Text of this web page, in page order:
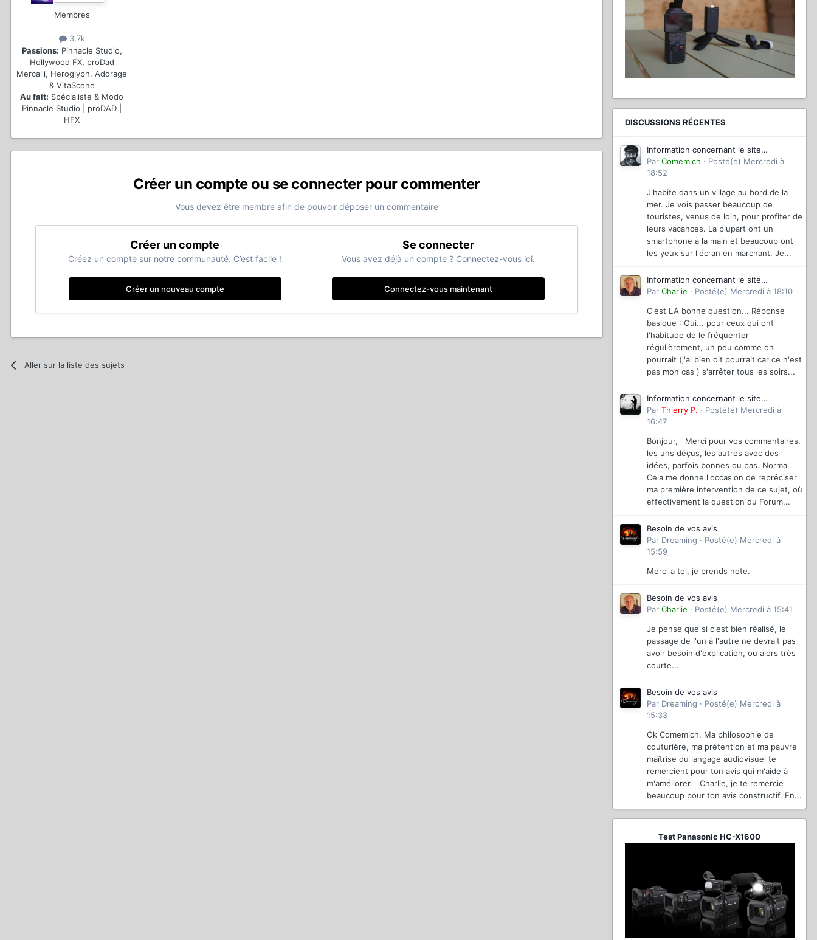
Membres
3,7k
Passions: Pinnacle Studio,
Hollywood FX, proDad
Mercalli, Heroglyph, Adorage
& VitaScene
Au fait: Spécialiste & Modo
Pinnacle Studio | proDAD |
HFX
Créer un compte ou se connecter pour commenter
Vous devez être membre afin de pouvoir déposer un commentaire
Créer un compte
Créez un compte sur notre communauté. C’est facile !
Créer un nouveau compte
Se connecter
Vous avez déjà un compte ? Connectez-vous ici.
Connectez-vous maintenant
Aller sur la liste des sujets
DISCUSSIONS RÉCENTES
Information concernant le site
magazinevideo
Par Comemich · Posté(e) Mercredi à
18:52
J'habite dans un village au bord de la
mer. Je vois passer beaucoup de
touristes, venus de loin, pour profiter de
leurs vacances. La plupart ont un
smartphone à la main et beaucoup ont
les yeux sur l'écran en marchant. Je...
Information concernant le site
magazinevideo
Par Charlie · Posté(e) Mercredi à 18:10
C'est LA bonne question... Réponse
basique : Oui... pour ceux qui ont
l'habitude de le fréquenter
régulièrement, un peu comme on
pourrait (j'ai bien dit pourrait car ce n'est
pas mon cas ) s'arrêter tous les soirs...
Information concernant le site
magazinevideo
Par Thierry P. · Posté(e) Mercredi à
16:47
Bonjour, Merci pour vos commentaires,
les uns déçus, les autres avec des
idées, parfois bonnes ou pas. Normal.
Cela me donne l'occasion de repréciser
ma première intervention de ce sujet, où
effectivement la question du Forum...
Besoin de vos avis
Par Dreaming · Posté(e) Mercredi à
15:59
Merci a toi, je prends note.
Besoin de vos avis
Par Charlie · Posté(e) Mercredi à 15:41
Je pense que si c'est bien réalisé, le
passage de l'un à l'autre ne devrait pas
avoir besoin d'explication, ou alors très
courte...
Besoin de vos avis
Par Dreaming · Posté(e) Mercredi à
15:33
Ok Comemich. Ma philosophie de
couturière, ma prétention et ma pauvre
maîtrise du langage audiovisuel te
remercient pour ton avis qui m'aide à
m'améliorer. Charlie, je te remercie
beaucoup pour ton avis constructif. En...
Test Panasonic HC-X1600